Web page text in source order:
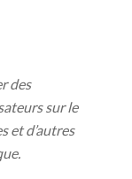
des
sur le
et d’autres